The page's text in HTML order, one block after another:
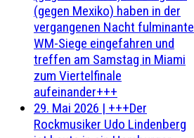
(gegen Mexiko) haben in der
vergangenen Nacht fulminante
WM-Siege eingefahren und
treffen am Samstag in Miami
zum Viertelfinale
aufeinander+++
29. Mai 2026 | +++Der
Rockmusiker Udo Lindenberg